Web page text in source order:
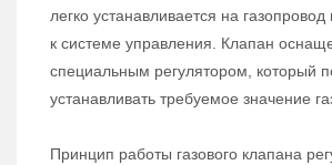
легко устанавливается на
к системе управления. Клапан
специальным регулятором, который
устанавливать требуемое значение
Принцип работы газового клапана